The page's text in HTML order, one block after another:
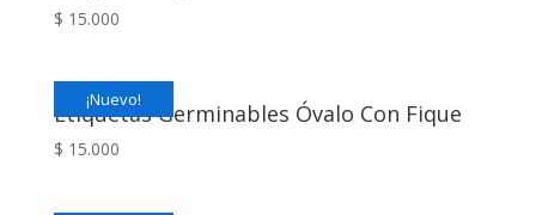
$ 15.000
¡Nuevo!
Etiquetas Germinables Óvalo Con Fique
$ 15.000